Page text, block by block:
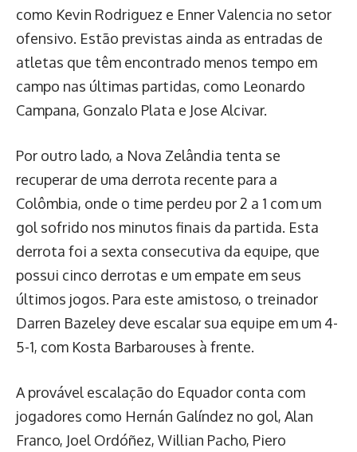
como Kevin Rodriguez e Enner Valencia no setor
ofensivo. Estão previstas ainda as entradas de
atletas que têm encontrado menos tempo em
campo nas últimas partidas, como Leonardo
Campana, Gonzalo Plata e Jose Alcivar.
Por outro lado, a Nova Zelândia tenta se
recuperar de uma derrota recente para a
Colômbia, onde o time perdeu por 2 a 1 com um
gol sofrido nos minutos finais da partida. Esta
derrota foi a sexta consecutiva da equipe, que
possui cinco derrotas e um empate em seus
últimos jogos. Para este amistoso, o treinador
Darren Bazeley deve escalar sua equipe em um 4-
5-1, com Kosta Barbarouses à frente.
A provável escalação do Equador conta com
jogadores como Hernán Galíndez no gol, Alan
Franco, Joel Ordóñez, Willian Pacho, Piero